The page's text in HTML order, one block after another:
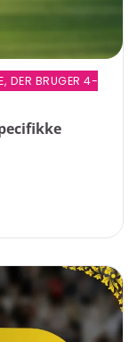
DER BRUGER 4-